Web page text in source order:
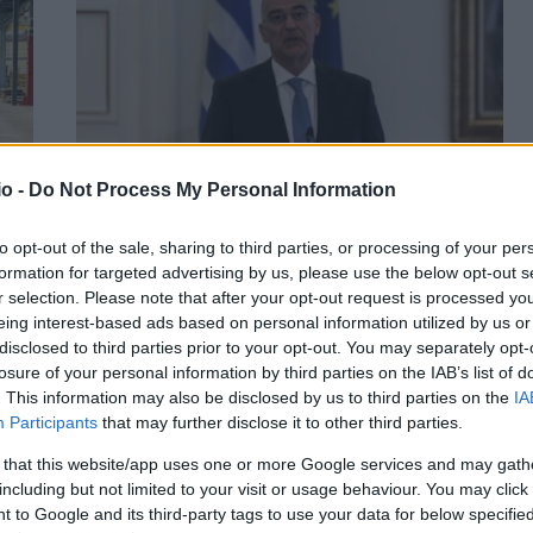
- Do Not Process My Personal Information
opt-out of the sale, sharing to third parties, or processing of your
for targeted advertising by us, please use the below opt-out
selection. Please note that after your opt-out request is processed
interest-based ads based on personal information utilized by us
to third parties prior to your opt-out. You may separately
of your personal information by third parties on the IAB’s list of
This information may also be disclosed by us to third parties on the
Participants that may further disclose it to other third parties.
that this website/app uses one or more Google services and may
but not limited to your visit or usage behaviour. You may
to Google and its third-party tags to use your data for below
Δένδιας: Με τις Belharra η Ελλάδα καθίσταται
πανίσχυρη στις θάλασσες
ΑΝΑΡΤΗΘΗΚΕ ΑΠΟ ΕΛΕΑΝΑ ΖΑΜΠΑΡΑ 13 ΦΕΒΡΟΥΑΡΊΟΥ 2022
Μοντέλο της φρεγάτας Belharra δώρισαν η πρεσβεία της
Γαλλίας στην Ελλάδα και ο όμιλος Naval Group στον